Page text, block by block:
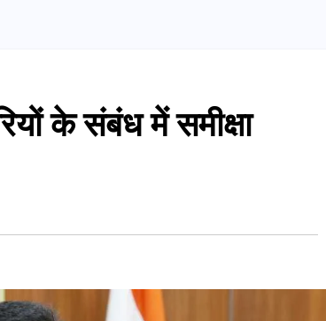
के संबंध में समीक्षा